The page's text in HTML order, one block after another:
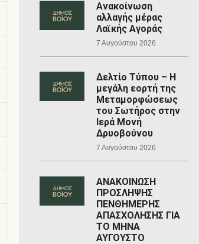
Ανακοίνωση
αλλαγής μέρας
Λαϊκής Αγοράς
7 Αυγούστου 2026
Δελτίο Τύπου – Η
μεγάλη εορτή της
Μεταμορφώσεως
του Σωτήρος στην
Ιερά Μονή
Δρυοβούνου
7 Αυγούστου 2026
ΑΝΑΚΟΙΝΩΣΗ
ΠΡΟΣΛΗΨΗΣ
ΠΕΝΘΗΜΕΡΗΣ
ΑΠΑΣΧΟΛΗΣΗΣ ΓΙΑ
ΤΟ ΜΗΝΑ
ΑΥΓΟΥΣΤΟ